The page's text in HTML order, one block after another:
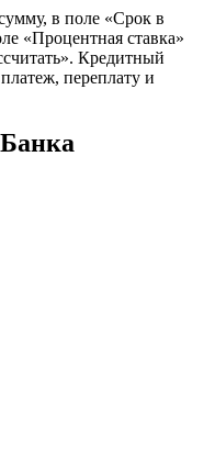
в поле «Срок в
«Процентная ставка»
Кредитный
переплату и